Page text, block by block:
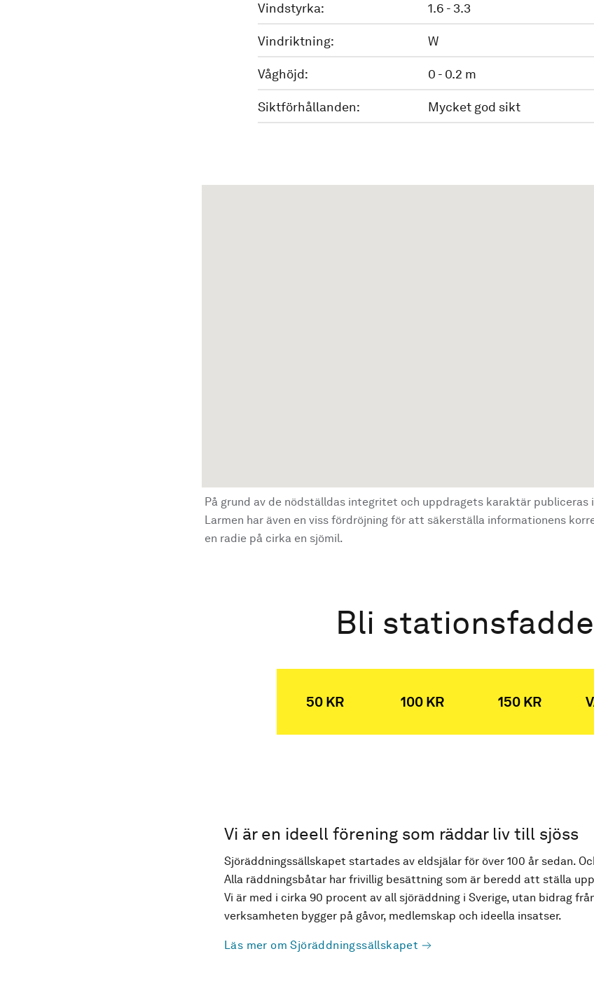
Vindstyrka:
1.6 - 3.3
Vindriktning: W
Våghöjd: 0 - 0.2 m
Siktförhållanden: Mycket god sikt
På grund av de nödställdas integritet och uppdragets karaktär publiceras
Larmen har även en viss fördröjning för att säkerställa informationens
en radie på cirka en sjömil.
Bli
50 KR 100 KR 150 KR
Vi är en ideell förening som räddar liv till sjöss
Sjöräddningssällskapet startades av eldsjälar för över 100 år sedan.
Alla räddningsbåtar har frivillig besättning som är beredd att ställa
Vi är med i cirka 90 procent av all sjöräddning i Sverige, utan bidrag
verksamheten bygger på gåvor, medlemskap och ideella insatser.
Läs mer om Sjöräddningssällskapet